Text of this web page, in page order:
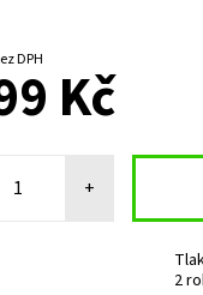
Kč bez DPH
Kč
+
2